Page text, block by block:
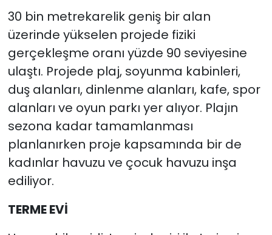
30 bin metrekarelik geniş bir alan
üzerinde yükselen projede fiziki
gerçekleşme oranı yüzde 90 seviyesine
ulaştı. Projede plaj, soyunma kabinleri,
duş alanları, dinlenme alanları, kafe, spor
alanları ve oyun parkı yer alıyor. Plajın
sezona kadar tamamlanması
planlanırken proje kapsamında bir de
kadınlar havuzu ve çocuk havuzu inşa
ediliyor.
TERME EVİ